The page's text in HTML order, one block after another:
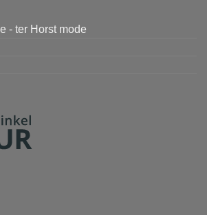
- ter Horst mode